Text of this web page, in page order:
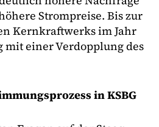
Strompreise. Bis zur
Kernkraftwerks im Jahr
mit einer Verdopplung des
in KSBG